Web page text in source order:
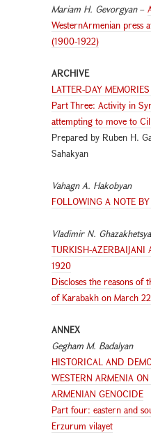
Mariam H. Gevorgyan–
WesternArmenian press
(1900-1922)
ARCHIVE
LATTER-DAY
Part Three: Activity in
attempting to move to
Prepared by Ruben H.
Sahakyan
Vahagn A. Hakobyan
FOLLOWING A NOTE
Vladimir N.
TURKISH-AZERBAIJANI
1920
Discloses the reasons of
of Karabakh on March
ANNEX
Gegham M. Badalyan
HISTORICAL AND
WESTERN ARMENIA ON
ARMENIAN GENOCIDE
Part four: eastern and
Erzurum vilayet